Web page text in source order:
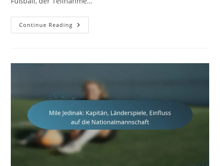
Continue Reading Harry
Kewell: